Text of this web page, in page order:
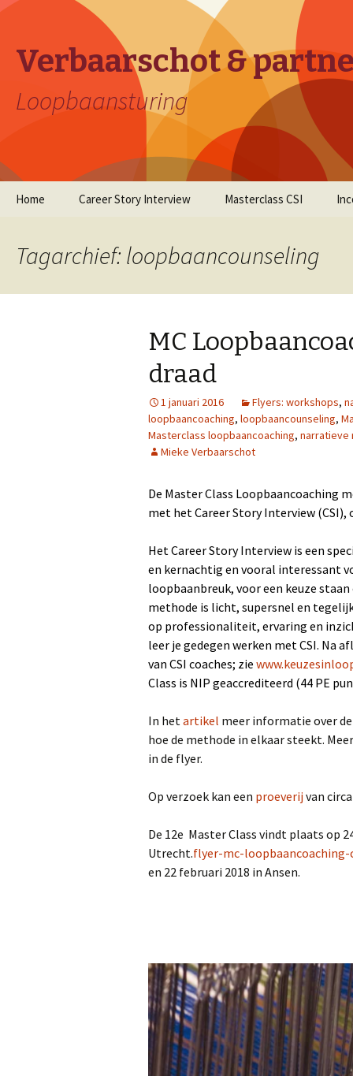
Verbaarschot &
Loopbaansturing
springen
Home Career Story Interview Masterclass CSI
Tagarchief: loopbaancounseling
MC
draad
1 januari 2016 Flyers: workshops,
loopbaancoaching, loopbaancounseling,
Masterclass loopbaancoaching, narratieve
Mieke Verbaarschot
De Master Class Loopbaancoaching
met het Career Story Interview
Het Career Story Interview is een
en kernachtig en vooral interessant
loopbaanbreuk, voor een keuze
methode is licht, supersnel en
op professionaliteit, ervaring en
leer je gedegen werken met CSI. Na
van CSI coaches; zie
Class is NIP geaccrediteerd (44 PE
In hetartikel meer informatie over
hoe de methode in elkaar steekt.
in de flyer.
Op verzoek kan een proeverijvan
De 12e Master Class vindt plaats op
Utrecht.flyer-mc-loopbaancoaching-
en 22 februari 2018 in Ansen.